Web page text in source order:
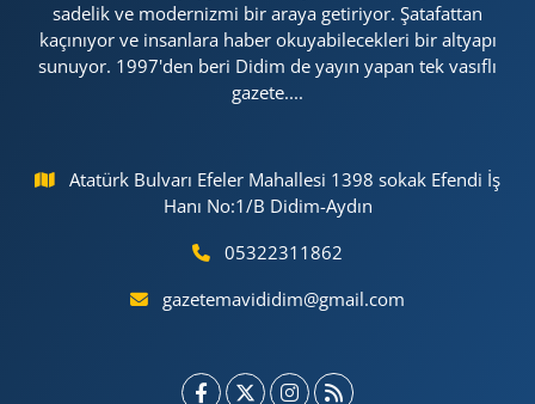
sadelik ve modernizmi bir araya getiriyor. Şatafattan
kaçınıyor ve insanlara haber okuyabilecekleri bir altyapı
sunuyor. 1997'den beri Didim de yayın yapan tek vasıflı
gazete....
Atatürk Bulvarı Efeler Mahallesi 1398 sokak Efendi İş
Hanı No:1/B Didim-Aydın
05322311862
gazetemavididim@gmail.com